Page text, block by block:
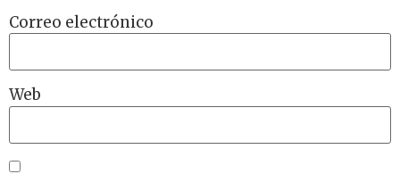
Correo electrónico
Web